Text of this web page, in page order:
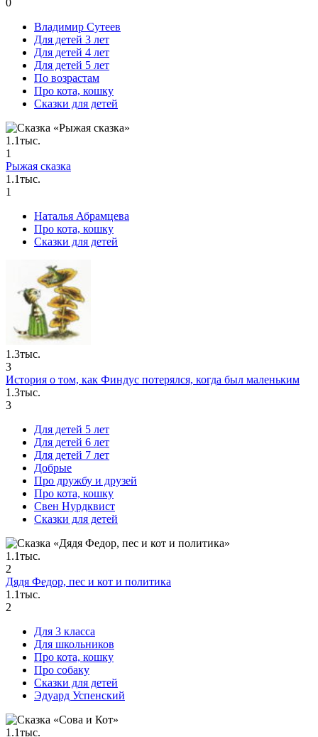
Владимир Сутеев
Для детей 3 лет
Для детей 4 лет
Для детей 5 лет
По возрастам
Про кота, кошку
Сказки для детей
1.1тыс.
1
Рыжая сказка
1.1тыс.
1
Наталья Абрамцева
Про кота, кошку
Сказки для детей
1.3тыс.
3
История о том, как Финдус потерялся, когда был маленьким
1.3тыс.
3
Для детей 5 лет
Для детей 6 лет
Для детей 7 лет
Добрые
Про дружбу и друзей
Про кота, кошку
Свен Нурдквист
Сказки для детей
1.1тыс.
2
Дядя Федор, пес и кот и политика
1.1тыс.
2
Для 3 класса
Для школьников
Про кота, кошку
Про собаку
Сказки для детей
Эдуард Успенский
1.1тыс.